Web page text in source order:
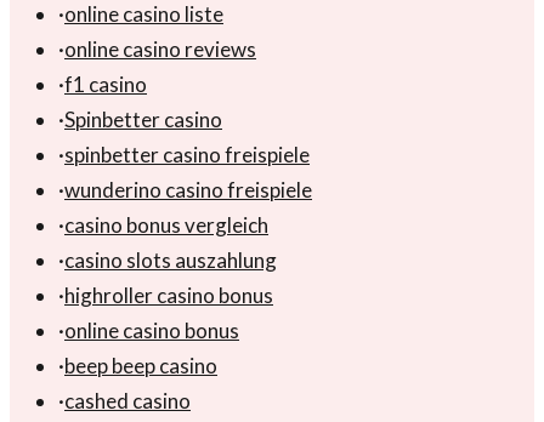
·online casino liste
·online casino reviews
·f1 casino
·Spinbetter casino
·spinbetter casino freispiele
·wunderino casino freispiele
·casino bonus vergleich
·casino slots auszahlung
·highroller casino bonus
·online casino bonus
·beep beep casino
·cashed casino